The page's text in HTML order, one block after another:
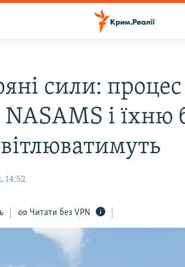
сили:
NASAMS і їхню
14:52
Читати без VPN